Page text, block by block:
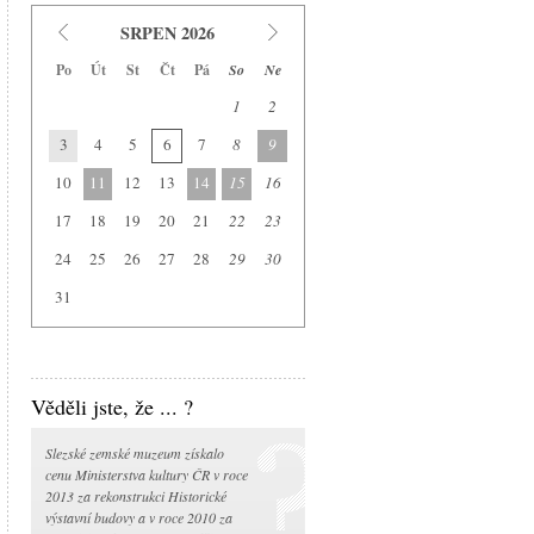
Slezské zemské muzeum
Historická výstavní budova
Arboretum Nový Dvůr
Národní památník II. světové války
Památník Petra Bezruče
Areál čs. opevnění
SRPEN 2026
Po Út St Čt Pá So Ne
1
2
3
4 5 6 7 8
9
10
11 12 13 14 15
16
17
18 19 20 21 22
23
24
25 26 27 28 29
30
31
Věděli jste, že ... ?
Slezské zemské muzeum získalo
cenu Ministerstva kultury ČR v roce
2013 za rekonstrukci Historické
výstavní budovy a v roce 2010 za